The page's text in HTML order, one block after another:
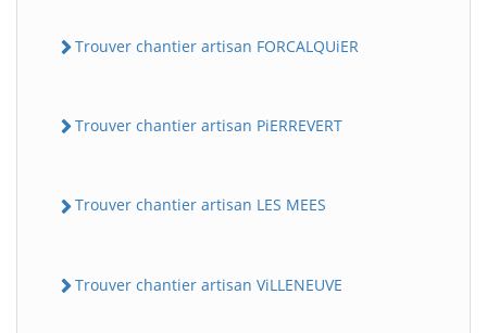
Trouver chantier artisan FORCALQUiER
Trouver chantier artisan PiERREVERT
Trouver chantier artisan LES MEES
Trouver chantier artisan ViLLENEUVE